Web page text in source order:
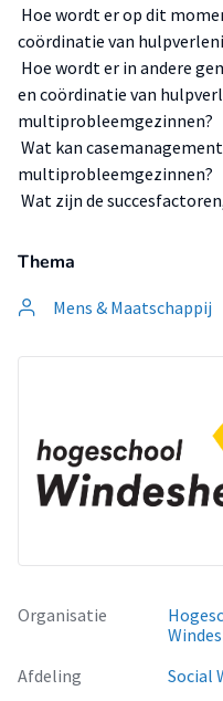
 Hoe wordt er op dit
coördinatie van
 Hoe wordt er in andere
en coördinatie van
multiprobleemgezinnen?
 Wat kan
multiprobleemgezinnen?
 Wat zijn de
Thema
Mens & Maatschappij
Organisatie
Afdeling
Social